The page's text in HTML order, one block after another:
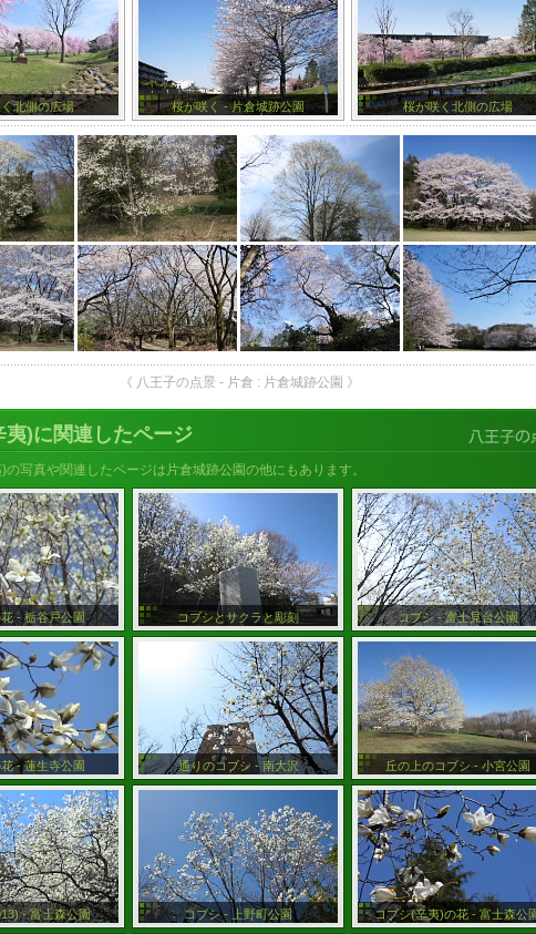
北側の広場 桜が咲く - 片倉城跡公園 桜が咲く北側の広場
《 八王子の点景 - 片倉 : 片倉城跡公園 》
夷)に関連したページ
の写真や関連したページは片倉城跡公園の他にもあります。
- 栃谷戸公園 コブシとサクラと彫刻 コブシ - 富士見台公園
- 蓮生寺公園 通りのコブシ - 南大沢 丘の上のコブシ - 小宮公園
- 富士森公園 コブシ - 上野町公園 コブシ(辛夷)の花 - 富士森公